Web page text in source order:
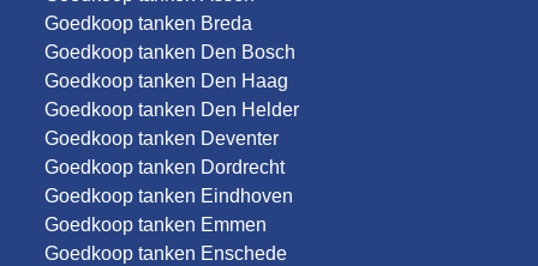
Goedkoop tanken Breda
Goedkoop tanken Den Bosch
Goedkoop tanken Den Haag
Goedkoop tanken Den Helder
Goedkoop tanken Deventer
Goedkoop tanken Dordrecht
Goedkoop tanken Eindhoven
Goedkoop tanken Emmen
Goedkoop tanken Enschede